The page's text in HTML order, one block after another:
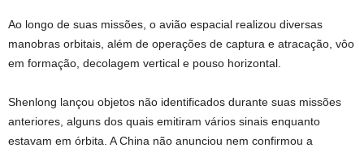
Ao longo de suas missões, o avião espacial realizou diversas
manobras orbitais, além de operações de captura e atracação, vôo
em formação, decolagem vertical e pouso horizontal.
Shenlong lançou objetos não identificados durante suas missões
anteriores, alguns dos quais emitiram vários sinais enquanto
estavam em órbita. A China não anunciou nem confirmou a